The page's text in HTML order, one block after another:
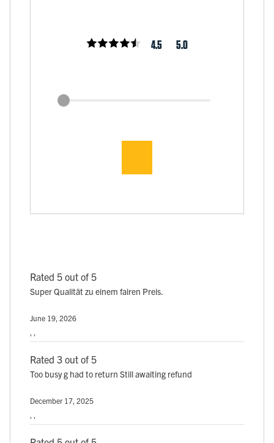
4.5 5.0
Rated 5 out of 5
Super Qualität zu einem fairen Preis.
June 19, 2026
, ,
Rated 3 out of 5
Too busy g had to return Still awaiting refund
December 17, 2025
, ,